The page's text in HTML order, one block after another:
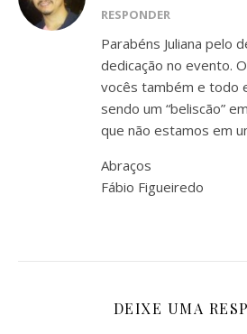
RESPONDER
Parabéns Juliana pelo
dedicação no evento.
vocês também e todo
sendo um “beliscão”
que não estamos em
Abraços
Fábio Figueiredo
DEIXE UMA